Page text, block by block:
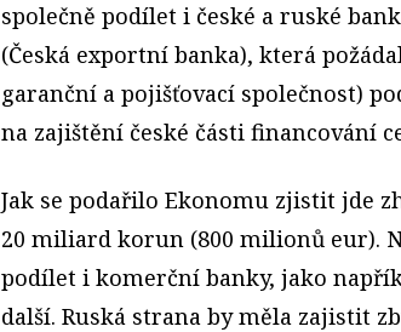
společně podílet i české a ruské
(Česká exportní banka), která
garanční a pojišťovací společnost)
na zajištění české části financování
Jak se podařilo Ekonomu zjistit jde
20 miliard korun (800 milionů eur).
podílet i komerční banky, jako
další. Ruská strana by měla zajistit